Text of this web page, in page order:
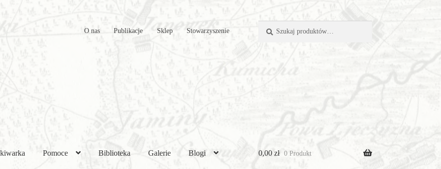
O nas Publikacje Sklep Stowarzyszenie
Pomoce Biblioteka Galerie Blogi 0,00 zł 0 Produkt